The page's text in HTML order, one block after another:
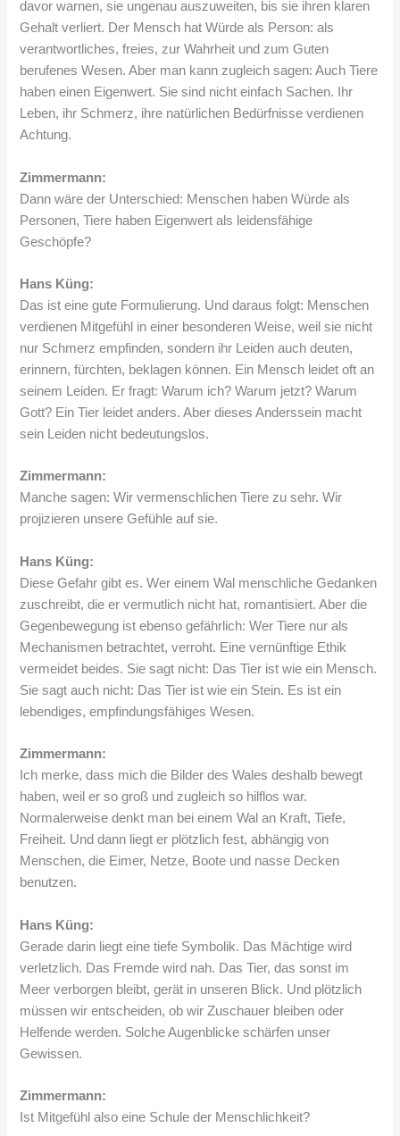
davor warnen, sie ungenau auszuweiten, bis sie ihren klaren
Gehalt verliert. Der Mensch hat Würde als Person: als
verantwortliches, freies, zur Wahrheit und zum Guten
berufenes Wesen. Aber man kann zugleich sagen: Auch Tiere
haben einen Eigenwert. Sie sind nicht einfach Sachen. Ihr
Leben, ihr Schmerz, ihre natürlichen Bedürfnisse verdienen
Achtung.
Zimmermann:
Dann wäre der Unterschied: Menschen haben Würde als
Personen, Tiere haben Eigenwert als leidensfähige
Geschöpfe?
Hans Küng:
Das ist eine gute Formulierung. Und daraus folgt: Menschen
verdienen Mitgefühl in einer besonderen Weise, weil sie nicht
nur Schmerz empfinden, sondern ihr Leiden auch deuten,
erinnern, fürchten, beklagen können. Ein Mensch leidet oft an
seinem Leiden. Er fragt: Warum ich? Warum jetzt? Warum
Gott? Ein Tier leidet anders. Aber dieses Anderssein macht
sein Leiden nicht bedeutungslos.
Zimmermann:
Manche sagen: Wir vermenschlichen Tiere zu sehr. Wir
projizieren unsere Gefühle auf sie.
Hans Küng:
Diese Gefahr gibt es. Wer einem Wal menschliche Gedanken
zuschreibt, die er vermutlich nicht hat, romantisiert. Aber die
Gegenbewegung ist ebenso gefährlich: Wer Tiere nur als
Mechanismen betrachtet, verroht. Eine vernünftige Ethik
vermeidet beides. Sie sagt nicht: Das Tier ist wie ein Mensch.
Sie sagt auch nicht: Das Tier ist wie ein Stein. Es ist ein
lebendiges, empfindungsfähiges Wesen.
Zimmermann:
Ich merke, dass mich die Bilder des Wales deshalb bewegt
haben, weil er so groß und zugleich so hilflos war.
Normalerweise denkt man bei einem Wal an Kraft, Tiefe,
Freiheit. Und dann liegt er plötzlich fest, abhängig von
Menschen, die Eimer, Netze, Boote und nasse Decken
benutzen.
Hans Küng:
Gerade darin liegt eine tiefe Symbolik. Das Mächtige wird
verletzlich. Das Fremde wird nah. Das Tier, das sonst im
Meer verborgen bleibt, gerät in unseren Blick. Und plötzlich
müssen wir entscheiden, ob wir Zuschauer bleiben oder
Helfende werden. Solche Augenblicke schärfen unser
Gewissen.
Zimmermann:
Ist Mitgefühl also eine Schule der Menschlichkeit?